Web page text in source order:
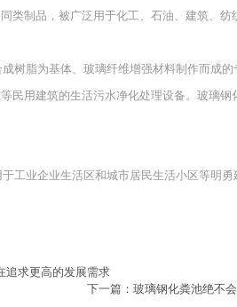
池的七大好处你都记住了吗？
类制品，被广泛用于化工、石油、建筑、
。
树脂为基体、玻璃纤维增强材料制作而成
民用建筑的生活污水净化处理设备。玻璃
工业企业生活区和城市居民生活小区等明
追求更高的发展需求
下一篇： 玻璃钢化粪池绝不